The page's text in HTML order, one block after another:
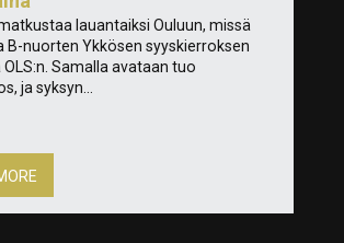
lauantaiksi Ouluun, missä
B-nuorten Ykkösen syyskierroksen
Samalla avataan tuo
ja syksyn...